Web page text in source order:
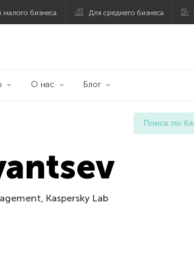
малого бизнеса Для среднего бизнеса
О нас Блог
Kaspersky Lab